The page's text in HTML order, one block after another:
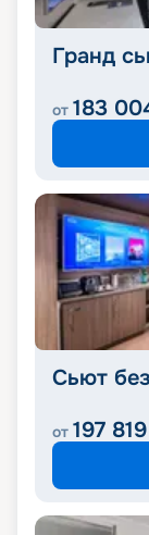
Гранд
от 183
Сьют
от 197 819